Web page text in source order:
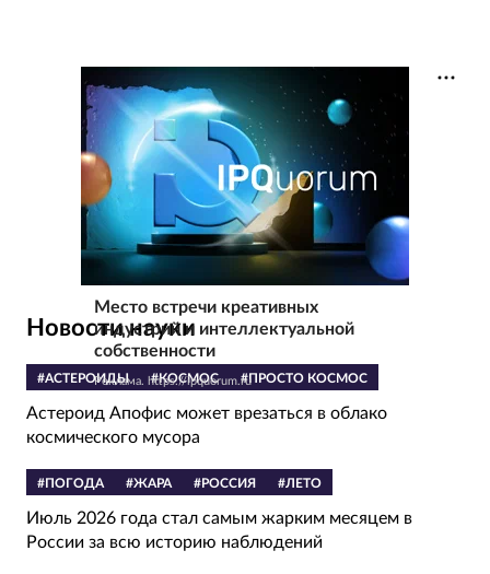
Место встречи креативных
индустрий и интеллектуальной
собственности
Реклама. https://ipquorum.ru
Новости науки
#АСТЕРОИДЫ #КОСМОС #ПРОСТО КОСМОС
Астероид Апофис может врезаться в облако
космического мусора
#ПОГОДА #ЖАРА #РОССИЯ #ЛЕТО
Июль 2026 года стал самым жарким месяцем в
России за всю историю наблюдений